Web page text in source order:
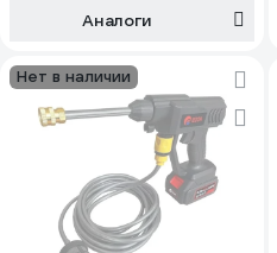
Аналоги
Нет в наличии